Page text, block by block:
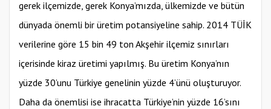
gerek ilçemizde, gerek Konya’mızda, ülkemizde ve bütün
dünyada önemli bir üretim potansiyeline sahip. 2014 TÜİK
verilerine göre 15 bin 49 ton Akşehir ilçemiz sınırları
içerisinde kiraz üretimi yapılmış. Bu üretim Konya’nın
yüzde 30’unu Türkiye genelinin yüzde 4’ünü oluşturuyor.
Daha da önemlisi ise ihracatta Türkiye’nin yüzde 16’sını